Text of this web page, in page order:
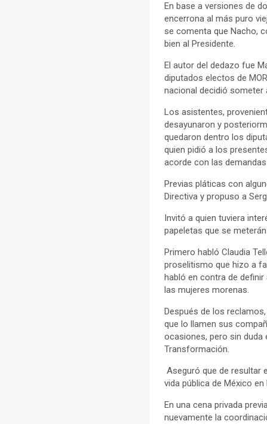
En base a versiones de
encerrona al más puro
se comenta que Nacho,
bien al Presidente.
El autor del dedazo fue
diputados electos de
nacional decidió someter
Los asistentes,
desayunaron y
quedaron dentro los
quien pidió a los
acorde con las
Previas pláticas con
Directiva y propuso a
Invitó a quien tuviera
papeletas que se
Primero habló Claudia
proselitismo que hizo a
habló en contra de
las mujeres morenas.
Después de los
que lo llamen sus
ocasiones, pero sin
Transformación.
Aseguró que de resultar
vida pública de México
En una cena privada
nuevamente la